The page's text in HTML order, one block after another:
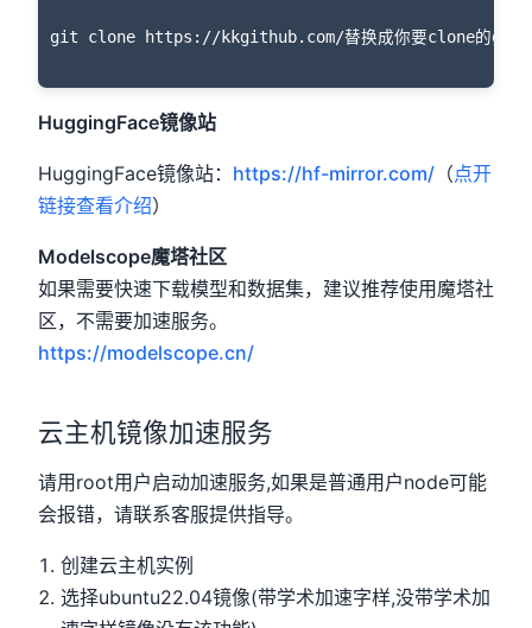
HuggingFace镜像站
HuggingFace镜像站： https://hf-mirror.com/ （点开
链接查看介绍）
Modelscope魔塔社区
如果需要快速下载模型和数据集，建议推荐使用魔塔社
区，不需要加速服务。
https://modelscope.cn/
云主机镜像加速服务
请用root用户启动加速服务,如果是普通用户node可能
会报错，请联系客服提供指导。
创建云主机实例
选择ubuntu22.04镜像(带学术加速字样,没带学术加